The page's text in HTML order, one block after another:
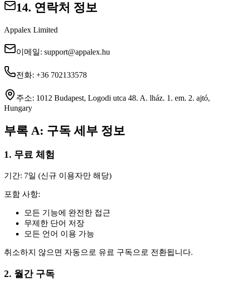
14. 연락처 정보
Appalex Limited
이메일: support@appalex.hu
전화: +36 702133578
주소: 1012 Budapest, Logodi utca 48. A. lház. 1. em. 2. ajtó,
Hungary
부록 A: 구독 세부 정보
1. 무료 체험
기간: 7일 (신규 이용자만 해당)
포함 사항:
모든 기능에 완전한 접근
무제한 단어 저장
모든 언어 이용 가능
취소하지 않으면 자동으로 유료 구독으로 전환됩니다.
2. 월간 구독